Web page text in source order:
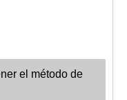
el método de